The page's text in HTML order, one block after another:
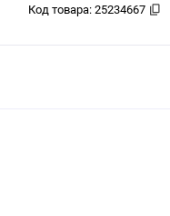
Код товара: 25234667